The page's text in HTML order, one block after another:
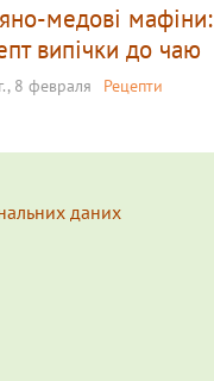
медові мафіни:
випічки до чаю
8 февраля Рецепти
даних